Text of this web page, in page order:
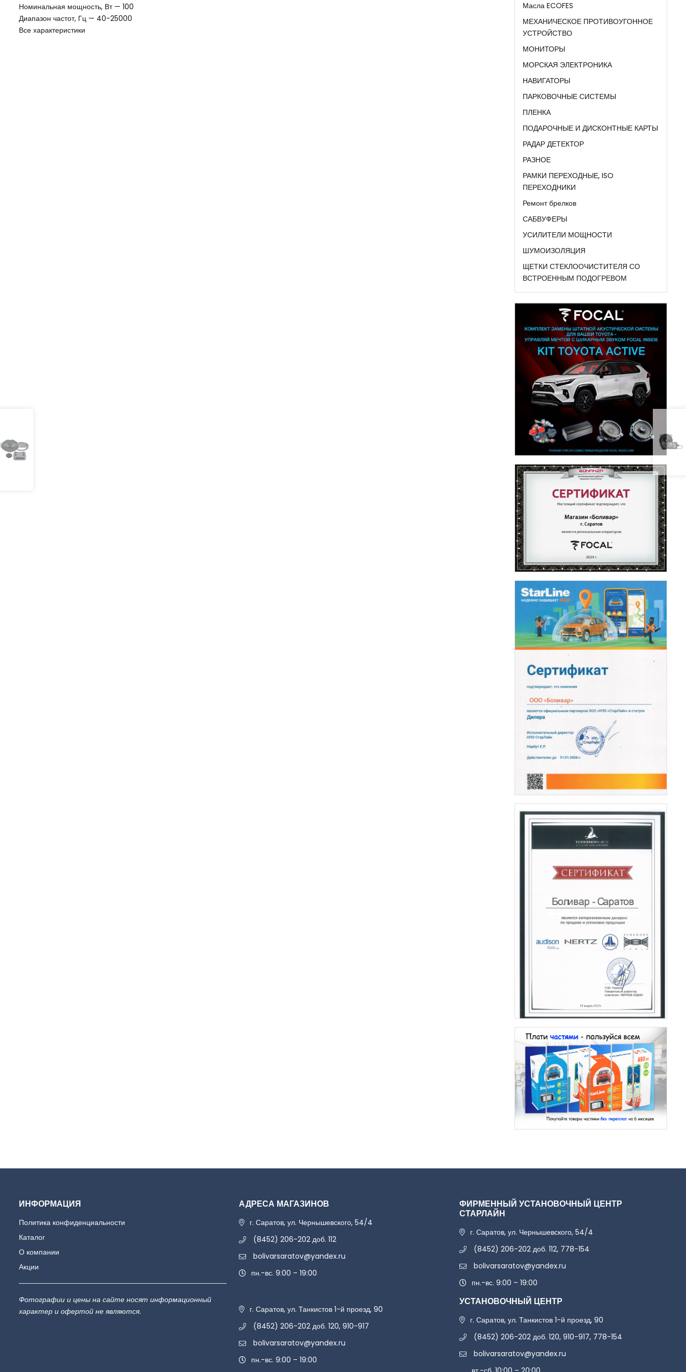
Номинальная мощность, Вт — 100
Диапазон частот, Гц — 40-25000
Все характеристики
Масла ECOFES
МЕХАНИЧЕСКОЕ ПРОТИВОУГОННОЕ
УСТРОЙСТВО
МОНИТОРЫ
МОРСКАЯ ЭЛЕКТРОНИКА
НАВИГАТОРЫ
ПАРКОВОЧНЫЕ СИСТЕМЫ
ПЛЕНКА
ПОДАРОЧНЫЕ И ДИСКОНТНЫЕ КАРТЫ
РАДАР ДЕТЕКТОР
РАЗНОЕ
РАМКИ ПЕРЕХОДНЫЕ, ISO
ПЕРЕХОДНИКИ
Ремонт брелков
САБВУФЕРЫ
УСИЛИТЕЛИ МОЩНОСТИ
ШУМОИЗОЛЯЦИЯ
ЩЕТКИ СТЕКЛООЧИСТИТЕЛЯ СО
ВСТРОЕННЫМ ПОДОГРЕВОМ
ИНФОРМАЦИЯ
Политика конфиденциальности
Каталог
О компании
Акции
Фотографии и цены на сайте носят информационный
характер и офертой не являются.
АДРЕСА МАГАЗИНОВ
г. Саратов, ул. Чернышевского, 54/4
(8452) 206-202 доб. 112
bolivarsaratov@yandex.ru
пн.-вс. 9:00 – 19:00
г. Саратов, ул. Танкистов 1-й проезд, 90
(8452) 206-202 доб. 120, 910-917
bolivarsaratov@yandex.ru
пн.-вс. 9:00 – 19:00
ФИРМЕННЫЙ УСТАНОВОЧНЫЙ ЦЕНТР
СТАРЛАЙН
г. Саратов, ул. Чернышевского, 54/4
(8452) 206-202 доб. 112, 778-154
bolivarsaratov@yandex.ru
пн.-вс. 9:00 – 19:00
УСТАНОВОЧНЫЙ ЦЕНТР
г. Саратов, ул. Танкистов 1-й проезд, 90
(8452) 206-202 доб. 120, 910-917, 778-154
bolivarsaratov@yandex.ru